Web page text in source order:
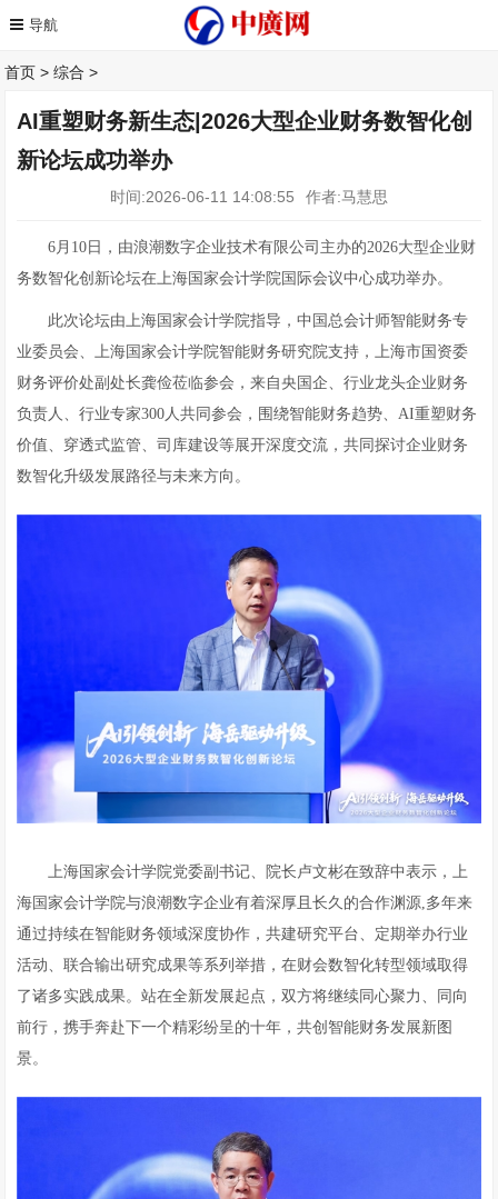
首页 >综合 >
AI重塑财务新生态|2026大型企业财务数智化创
新论坛成功举办
时间:2026-06-11 14:08:55 作者:马慧思
6月10日，由浪潮数字企业技术有限公司主办的2026大型企业财
务数智化创新论坛在上海国家会计学院国际会议中心成功举办。
此次论坛由上海国家会计学院指导，中国总会计师智能财务专
业委员会、上海国家会计学院智能财务研究院支持，上海市国资委
财务评价处副处长龚俭莅临参会，来自央国企、行业龙头企业财务
负责人、行业专家300人共同参会，围绕智能财务趋势、AI重塑财务
价值、穿透式监管、司库建设等展开深度交流，共同探讨企业财务
数智化升级发展路径与未来方向。
上海国家会计学院党委副书记、院长卢文彬在致辞中表示，上
海国家会计学院与浪潮数字企业有着深厚且长久的合作渊源,多年来
通过持续在智能财务领域深度协作，共建研究平台、定期举办行业
活动、联合输出研究成果等系列举措，在财会数智化转型领域取得
了诸多实践成果。站在全新发展起点，双方将继续同心聚力、同向
前行，携手奔赴下一个精彩纷呈的十年，共创智能财务发展新图
景。